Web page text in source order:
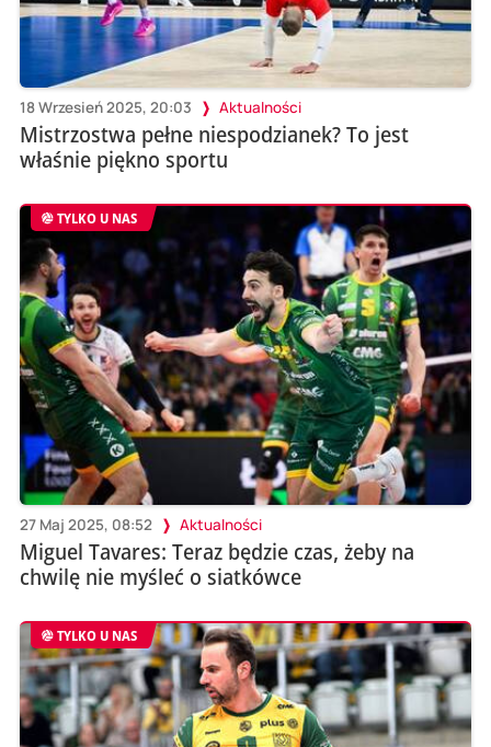
18 Wrzesień 2025, 20:03 Aktualności
Mistrzostwa pełne niespodzianek? To jest
właśnie piękno sportu
TYLKO U NAS
27 Maj 2025, 08:52 Aktualności
Miguel Tavares: Teraz będzie czas, żeby na
chwilę nie myśleć o siatkówce
TYLKO U NAS